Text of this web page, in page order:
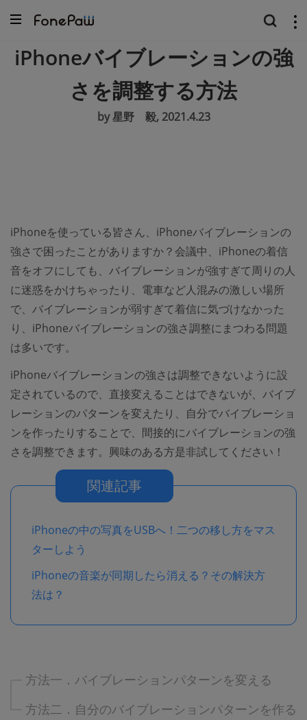
iPhoneバイブレーションの強
さを調整する方法
by 星野 毅, 2021.4.23
iPhoneを使っている皆さん、iPhoneバイブレーションの
強さで困ったことがありますか？会議中、iPhoneの着信
音をオフにしても、バイブレーションが強すぎて周りの人
に迷惑をかけちゃったり、電車など人混みの激しい場所
で、バイブレーションが弱すぎて着信に気づけなかった
り、iPhoneバイブレーションの強さ調整にまつわる問題
は多いです。
iPhoneバイブレーションの強さは調整できないように設
定されているので、直接変えることはできないが、バイブ
レーションのパターンを変えたり、自分でバイブレーショ
ンを作ったりすることで、間接的にバイブレーションの強
さを調整できます。興味のある方是非試してください！
関連記事
iPhoneの中の写真をUSBへ！二つの移し方をマス
ターしよう
iPhoneの音楽が同期したら消える？その解決方
法は？
方法一．バイブレーションパターンを変える
方法二．自分のバイブレーションパターンを作る